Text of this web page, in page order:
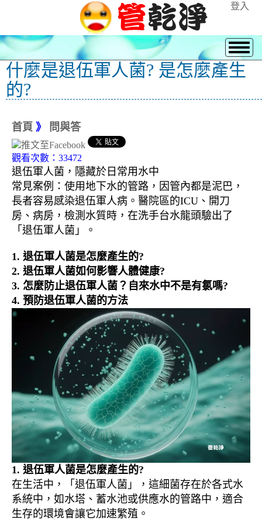
登入
什麼是退伍軍人菌? 是怎麼產生
的?
首頁 》 問與答
觀看次數：33472
退伍軍人菌，隱藏於日常用水中
常見案例：使用地下水的管路，因管內都是泥巴，
長者容易感染退伍軍人病。醫院區的ICU、開刀
房、病房，檢測水質時，在洗手台水龍頭驗出了
「退伍軍人菌」。
1. 退伍軍人菌是怎麼產生的?
2. 退伍軍人菌如何影響人體健康?
3. 怎麼防止退伍軍人菌？自來水中不是有氯嗎?
4. 預防退伍軍人菌的方法
1. 退伍軍人菌是怎麼產生的?
在生活中，「退伍軍人菌」，這細菌存在於各式水
系統中，如水塔、蓄水池或供應水的管路中，適合
生存的環境會讓它加速繁殖。